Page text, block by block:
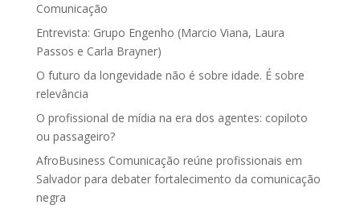
Comunicação
Entrevista: Grupo Engenho (Marcio Viana, Laura
Passos e Carla Brayner)
O futuro da longevidade não é sobre idade. É sobre
relevância
O profissional de mídia na era dos agentes: copiloto
ou passageiro?
AfroBusiness Comunicação reúne profissionais em
Salvador para debater fortalecimento da comunicação
negra